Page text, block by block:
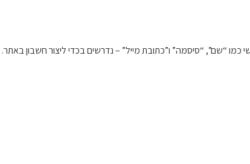
“שם”, “סיסמה” ו”כתובת מייל” – נדרשים בכדי ליצור חשבון